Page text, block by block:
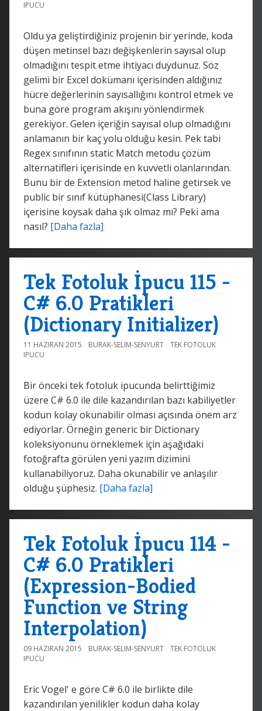
IPUCU
Oldu ya geliştirdiğiniz projenin bir yerinde, koda
düşen metinsel bazı değişkenlerin sayısal olup
olmadığını tespit etme ihtiyacı duydunuz. Söz
gelimi bir Excel dokümanı içerisinden aldığınız
hücre değerlerinin sayısallığını kontrol etmek ve
buna göre program akışını yönlendirmek
gerekiyor. Gelen içeriğin sayısal olup olmadığını
anlamanın bir kaç yolu olduğu kesin. Pek tabi
Regex sınıfının static Match metodu çözüm
alternatifleri içerisinde en kuvvetli olanlarından.
Bunu bir de Extension metod haline getirsek ve
public bir sınıf kütüphanesi(Class Library)
içerisine koysak daha şık olmaz mı? Peki ama
nasıl? [Daha fazla]
Tek Fotoluk İpucu 115 -
C# 6.0 Pratikleri
(Dictionary Initializer)
11 HAZIRAN 2015 BURAK-SELIM-SENYURT
TEK FOTOLUK
IPUCU
Bir önceki tek fotoluk ipucunda belirttiğimiz
üzere C# 6.0 ile dile kazandırılan bazı kabiliyetler
kodun kolay okunabilir olması açısında önem arz
ediyorlar. Örneğin generic bir Dictionary
koleksiyonunu örneklemek için aşağıdaki
fotoğrafta görülen yeni yazım dizimini
kullanabiliyoruz. Daha okunabilir ve anlaşılır
olduğu şüphesiz. [Daha fazla]
Tek Fotoluk İpucu 114 -
C# 6.0 Pratikleri
(Expression-Bodied
Function ve String
Interpolation)
09 HAZIRAN 2015 BURAK-SELIM-SENYURT
TEK FOTOLUK
IPUCU
Eric Vogel' e göre C# 6.0 ile birlikte dile
kazandırılan yenilikler kodun daha kolay